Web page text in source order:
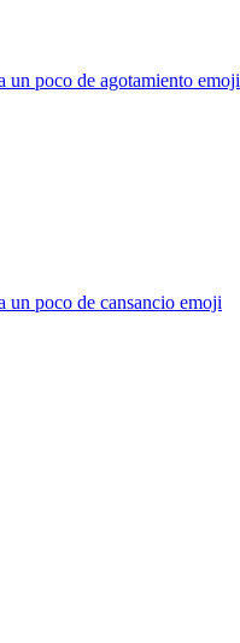
un poco de agotamiento emoji
un poco de cansancio emoji